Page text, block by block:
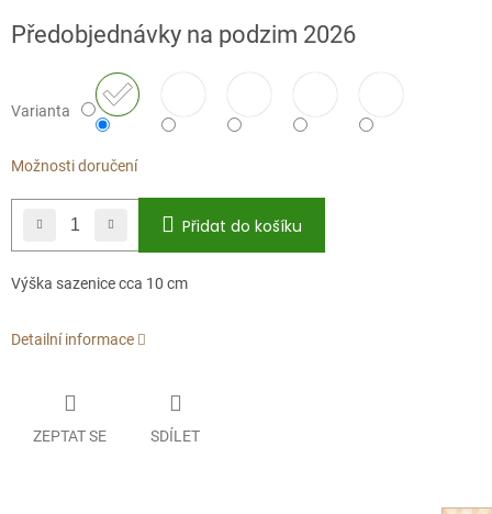
cena:
Předobjednávky na podzim 2026
Varianta
Možnosti doručení
Přidat do košíku
Výška sazenice cca 10 cm
Detailní informace
ZEPTAT SE SDÍLET